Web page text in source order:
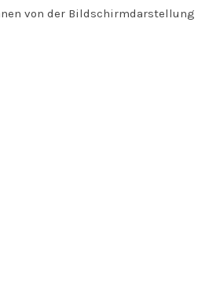
von der Bildschirmdarstellung